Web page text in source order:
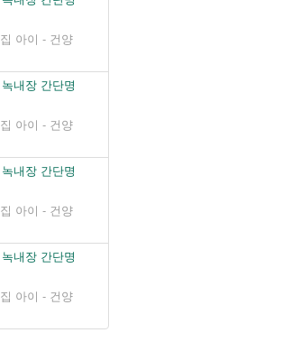
아이 - 건양
내장 간단명
아이 - 건양
내장 간단명
아이 - 건양
내장 간단명
아이 - 건양